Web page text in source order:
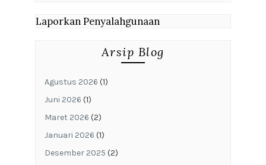
Laporkan Penyalahgunaan
Arsip Blog
Agustus 2026 (1)
Juni 2026 (1)
Maret 2026 (2)
Januari 2026 (1)
Desember 2025 (2)